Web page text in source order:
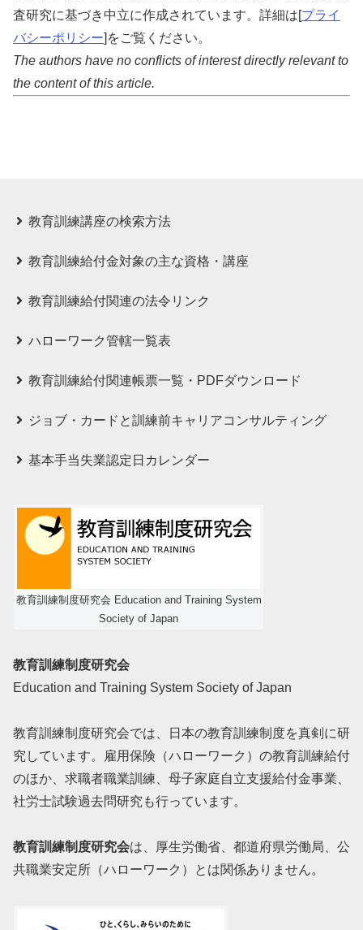
査研究に基づき中立に作成されています。詳細は[プライ
バシーポリシー]をご覧ください。
The authors have no conflicts of interest directly relevant to
the content of this article.
教育訓練講座の検索方法
教育訓練給付⾦対象の主な資格・講座
教育訓練給付関連の法令リンク
ハローワーク管轄一覧表
教育訓練給付関連帳票一覧・PDFダウンロード
ジョブ・カードと訓練前キャリアコンサルティング
基本手当失業認定日カレンダー
教育訓練制度研究会 Education and Training System
Society of Japan
教育訓練制度研究会
Education and Training System Society of Japan
教育訓練制度研究会では、日本の教育訓練制度を真剣に研
究しています。雇用保険（ハローワーク）の教育訓練給付
のほか、求職者職業訓練、母子家庭自立支援給付金事業、
社労士試験過去問研究も行っています。
教育訓練制度研究会は、厚生労働省、都道府県労働局、公
共職業安定所（ハローワーク）とは関係ありません。